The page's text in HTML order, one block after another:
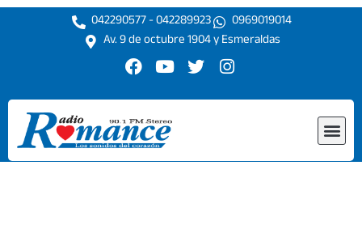
Ir
042290577 - 042289923
0969019014
Av. 9 de octubre 1904 y Esmeraldas
F
c
e
b
o
o
Y
u
t
u
b
e
T
i
r
I
s
r